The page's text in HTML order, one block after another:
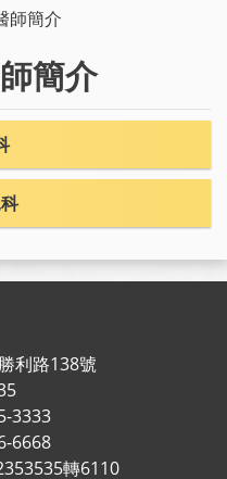
師簡介
簡介
利路138號
3333
6668
轉6110